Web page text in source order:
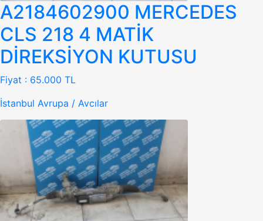
A2184602900 MERCEDES
CLS 218 4 MATİK
DİREKSİYON KUTUSU
Fiyat : 65.000 TL
İstanbul Avrupa / Avcılar